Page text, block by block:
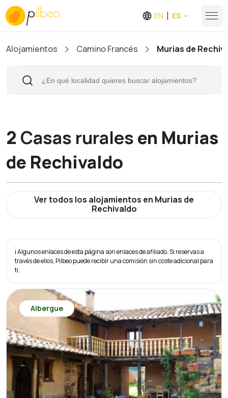
EN ES
Alojamientos Camino Francés Murias de
2 Casas ruralesen Murias
de Rechivaldo
Ver todos los alojamientos en Murias de
Rechivaldo
ℹ️ Algunos enlaces de esta página son enlaces de afiliado. Si reservas a
través de ellos, Pilbeo puede recibir una comisión sin coste adicional para
ti.
Albergue